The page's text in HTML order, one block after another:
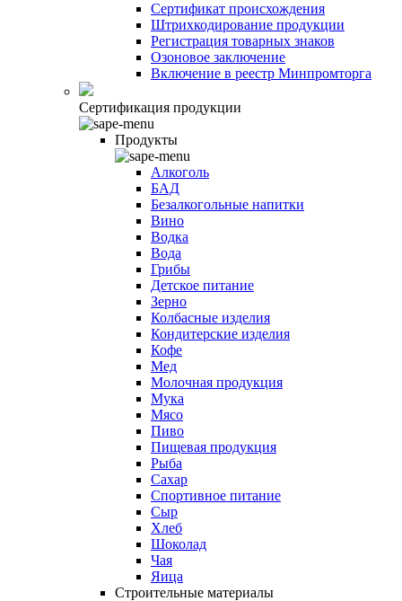
Сертификат происхождения
Штрихкодирование продукции
Регистрация товарных знаков
Озоновое заключение
Включение в реестр Минпромторга
Сертификация продукции
Продукты
Алкоголь
БАД
Безалкогольные напитки
Вино
Водка
Вода
Грибы
Детское питание
Зерно
Колбасные изделия
Кондитерские изделия
Кофе
Мед
Молочная продукция
Мука
Мясо
Пиво
Пищевая продукция
Рыба
Сахар
Спортивное питание
Сыр
Хлеб
Шоколад
Чая
Яица
Строительные материалы